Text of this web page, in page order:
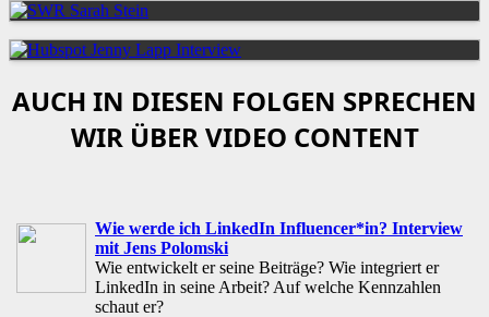
AUCH IN DIESEN FOLGEN SPRECHEN
WIR ÜBER VIDEO CONTENT
Wie werde ich LinkedIn Influencer*in? Interview
mit Jens Polomski
Wie entwickelt er seine Beiträge? Wie integriert er
LinkedIn in seine Arbeit? Auf welche Kennzahlen
schaut er?